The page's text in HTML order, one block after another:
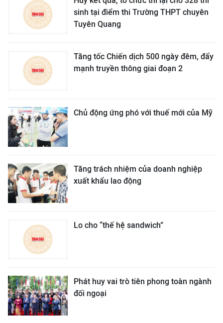
sinh tại điểm thi Trường THPT chuyên
Tuyên Quang
Tăng tốc Chiến dịch 500 ngày đêm, đẩy
mạnh truyền thông giai đoạn 2
Chủ động ứng phó với thuế mới của Mỹ
Tăng trách nhiệm của doanh nghiệp
xuất khẩu lao động
Lo cho “thế hệ sandwich”
Phát huy vai trò tiên phong toàn ngành
đối ngoại